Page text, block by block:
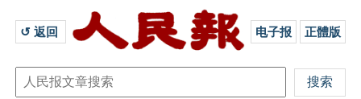
↺ 返回 电子报 正體版